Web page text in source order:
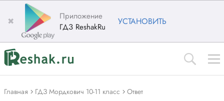
✖
Приложение
ГДЗ ReshakRu
УСТАНОВИТЬ
Главная ГДЗ Мордкович 10-11 класс Ответ